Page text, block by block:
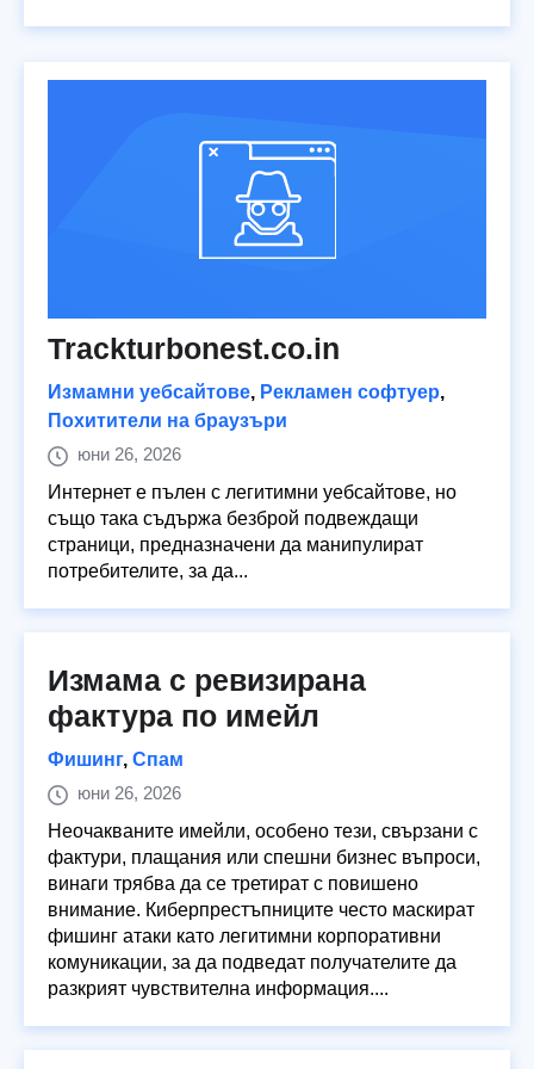
Trackturbonest.co.in
Измамни уебсайтове, Рекламен софтуер,
Похитители на браузъри
юни 26, 2026
Интернет е пълен с легитимни уебсайтове, но
също така съдържа безброй подвеждащи
страници, предназначени да манипулират
потребителите, за да...
Измама с ревизирана
фактура по имейл
Фишинг, Спам
юни 26, 2026
Неочакваните имейли, особено тези, свързани с
фактури, плащания или спешни бизнес въпроси,
винаги трябва да се третират с повишено
внимание. Киберпрестъпниците често маскират
фишинг атаки като легитимни корпоративни
комуникации, за да подведат получателите да
разкрият чувствителна информация....